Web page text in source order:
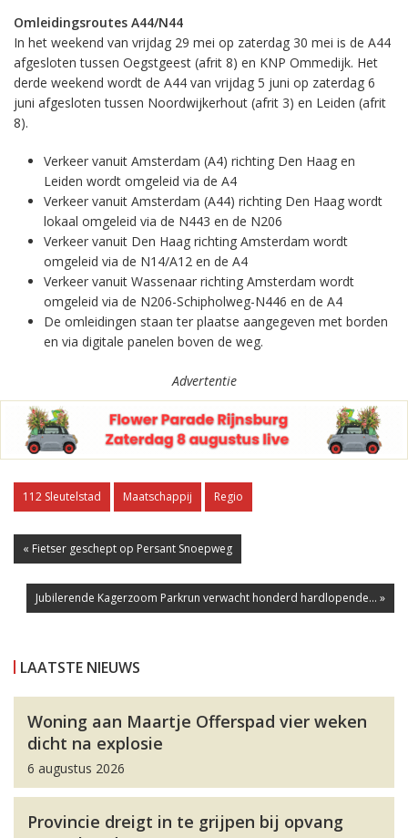
Omleidingsroutes A44/N44
In het weekend van vrijdag 29 mei op zaterdag 30 mei is de A44
afgesloten tussen Oegstgeest (afrit 8) en KNP Ommedijk. Het
derde weekend wordt de A44 van vrijdag 5 juni op zaterdag 6
juni afgesloten tussen Noordwijkerhout (afrit 3) en Leiden (afrit
8).
Verkeer vanuit Amsterdam (A4) richting Den Haag en
Leiden wordt omgeleid via de A4
Verkeer vanuit Amsterdam (A44) richting Den Haag wordt
lokaal omgeleid via de N443 en de N206
Verkeer vanuit Den Haag richting Amsterdam wordt
omgeleid via de N14/A12 en de A4
Verkeer vanuit Wassenaar richting Amsterdam wordt
omgeleid via de N206-Schipholweg-N446 en de A4
De omleidingen staan ter plaatse aangegeven met borden
en via digitale panelen boven de weg.
Advertentie
112 Sleutelstad Maatschappij Regio
« Fietser geschept op Persant Snoepweg
Jubilerende Kagerzoom Parkrun verwacht honderd hardlopende... »
LAATSTE NIEUWS
Woning aan Maartje Offerspad vier weken
dicht na explosie
6 augustus 2026
Provincie dreigt in te grijpen bij opvang